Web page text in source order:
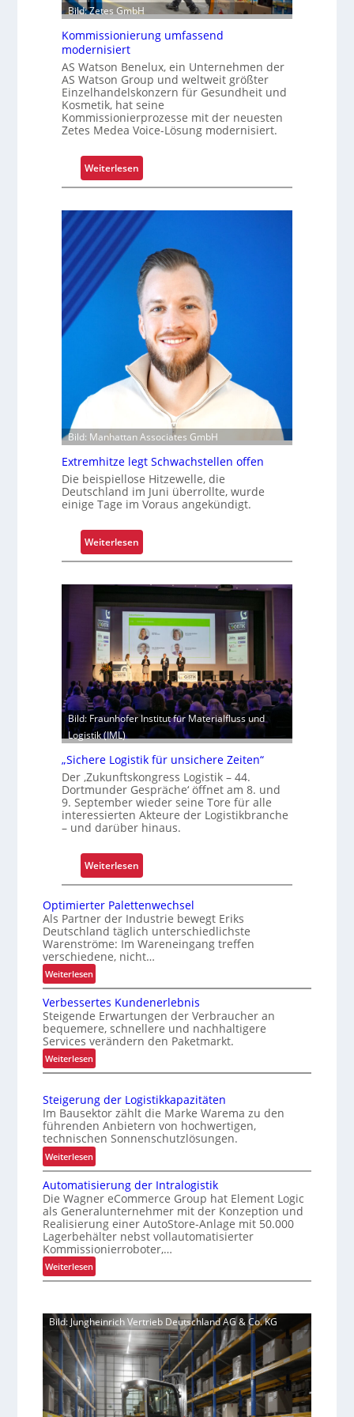
h
r
e
k
a
f
ü
r
S
c
c
t
s
o
f
f
r
o
e
n
Bild: Zetes GmbH
Kommissionierung umfassend
modernisiert
AS Watson Benelux, ein Unternehmen der
AS Watson Group und weltweit größter
Einzelhandelskonzern für Gesundheit und
Kosmetik, hat seine
Kommissionierprozesse mit der neuesten
Zetes Medea Voice-Lösung modernisiert.
Weiterlesen
K
m
m
s
s
i
o
n
r
u
g
u
m
f
a
s
e
n
d
o
d
e
r
n
i
s
r
t
Bild: Manhattan Associates GmbH
Extremhitze legt Schwachstellen offen
Die beispiellose Hitzewelle, die
Deutschland im Juni überrollte, wurde
einige Tage im Voraus angekündigt.
Weiterlesen
E
t
r
e
m
h
t
z
e
l
e
g
t
S
c
w
a
c
h
s
t
e
l
e
n
o
f
n
Bild: Fraunhofer Institut für Materialfluss und
Logistik (IML)
„Sichere Logistik für unsichere Zeiten“
Der ‚Zukunftskongress Logistik – 44.
Dortmunder Gespräche‘ öffnet am 8. und
9. September wieder seine Tore für alle
interessierten Akteure der Logistikbranche
– und darüber hinaus.
Weiterlesen
„
i
c
h
e
e
L
o
g
t
i
k
f
r
u
n
s
i
h
r
e
Z
e
i
t
e
Optimierter Palettenwechsel
Als Partner der Industrie bewegt Eriks
Deutschland täglich unterschiedlichste
Warenströme: Im Wareneingang treffen
verschiedene, nicht…
Weiterlesen:
O
p
t
i
m
i
t
e
r
a
l
e
t
t
e
n
w
h
s
e
l
Verbessertes Kundenerlebnis
Steigende Erwartungen der Verbraucher an
bequemere, schnellere und nachhaltigere
Services verändern den Paketmarkt.
Weiterlesen:
V
r
b
e
s
s
e
r
t
e
s
K
u
n
e
n
e
r
l
e
b
Steigerung der Logistikkapazitäten
Im Bausektor zählt die Marke Warema zu den
führenden Anbietern von hochwertigen,
technischen Sonnenschutzlösungen.
Weiterlesen:
S
t
e
i
g
e
r
u
d
e
r
L
g
i
Automatisierung der Intralogistik
Die Wagner eCommerce Group hat Element Logic
als Generalunternehmer mit der Konzeption und
Realisierung einer AutoStore-Anlage mit 50.000
Lagerbehälter nebst vollautomatisierter
Kommissionierroboter,…
Weiterlesen:
A
t
o
m
a
t
i
s
Bild: Jungheinrich Vertrieb Deutschland AG & Co. KG